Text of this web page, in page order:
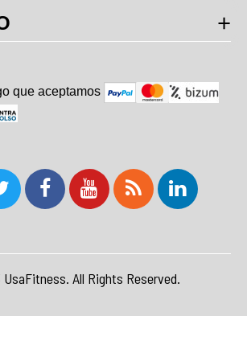
que aceptamos
All Rights Reserved.